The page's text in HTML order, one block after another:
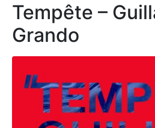
Tempête –
Grando